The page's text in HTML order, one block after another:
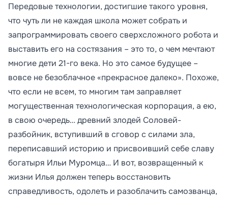
Передовые технологии, достигшие такого уровня,
что чуть ли не каждая школа может собрать и
запрограммировать своего сверхсложного робота и
выставить его на состязания – это то, о чем мечтают
многие дети 21-го века. Но это самое будущее –
вовсе не безоблачное «прекрасное далеко». Похоже,
что если не всем, то многим там заправляет
могущественная технологическая корпорация, а ею,
в свою очередь… древний злодей Соловей-
разбойник, вступивший в сговор с силами зла,
переписавший историю и присвоивший себе славу
богатыря Ильи Муромца… И вот, возвращенный к
жизни Илья должен теперь восстановить
справедливость, одолеть и разоблачить самозванца,